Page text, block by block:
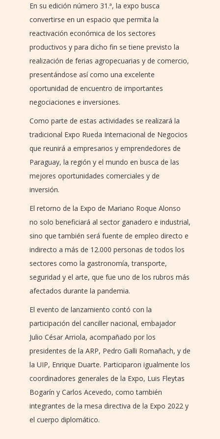
En su edición número 31.ª, la expo busca
convertirse en un espacio que permita la
reactivación económica de los sectores
productivos y para dicho fin se tiene previsto la
realización de ferias agropecuarias y de comercio,
presentándose así como una excelente
oportunidad de encuentro de importantes
negociaciones e inversiones.
Como parte de estas actividades se realizará la
tradicional Expo Rueda Internacional de Negocios
que reunirá a empresarios y emprendedores de
Paraguay, la región y el mundo en busca de las
mejores oportunidades comerciales y de
inversión.
El retorno de la Expo de Mariano Roque Alonso
no solo beneficiará al sector ganadero e industrial,
sino que también será fuente de empleo directo e
indirecto a más de 12.000 personas de todos los
sectores como la gastronomía, transporte,
seguridad y el arte, que fue uno de los rubros más
afectados durante la pandemia.
El evento de lanzamiento contó con la
participación del canciller nacional, embajador
Julio César Arriola, acompañado por los
presidentes de la ARP, Pedro Galli Romañach, y de
la UIP, Enrique Duarte. Participaron igualmente los
coordinadores generales de la Expo, Luis Fleytas
Bogarín y Carlos Acevedo, como también
integrantes de la mesa directiva de la Expo 2022 y
el cuerpo diplomático.